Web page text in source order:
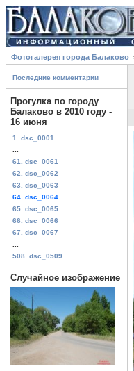
Фотогалерея города Балаково
Последние комментарии
Прогулка по городу
Балаково в 2010 году -
16 июня
1. dsc_0001
61. dsc_0061
62. dsc_0062
63. dsc_0063
64. dsc_0064
65. dsc_0065
66. dsc_0066
67. dsc_0067
508. dsc_0509
Случайное изображение